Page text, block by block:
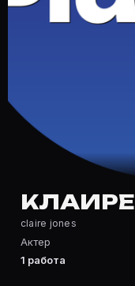
Где снимался
Клаире Джонес —
Где открыть
На Movie
claire jones
Актер
1 работа